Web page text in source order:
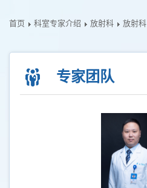
首页 科室专家介绍 放射科 放射科
专家团队